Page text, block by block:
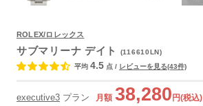
ROLEX/ロレックス
サブマリーナ デイト
(116610LN)
平均 4.5 点 / レビューを見る(43件)
executive3 プラン 月額 38,280 円(税込)
よくあるご質問